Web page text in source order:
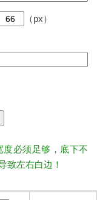
（px）
必须足够，底下不
致左右白边！